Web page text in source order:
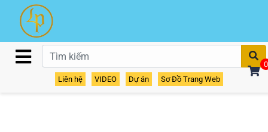
Liên hệ VIDEO Dự án Sơ Đồ Trang Web
0